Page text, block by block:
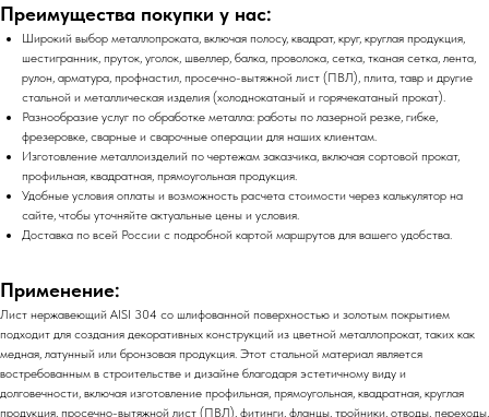
Преимущества покупки у нас:
Широкий выбор металлопроката, включая полосу, квадрат, круг, круглая продукция,
шестигранник, пруток, уголок, швеллер, балка, проволока, сетка, тканая сетка, лента,
рулон, арматура, профнастил, просечно-вытяжной лист (ПВЛ), плита, тавр и другие
стальной и металлическая изделия (холоднокатаный и горячекатаный прокат).
Разнообразие услуг по обработке металла: работы по лазерной резке, гибке,
фрезеровке, сварные и сварочные операции для наших клиентам.
Изготовление металлоизделий по чертежам заказчика, включая сортовой прокат,
профильная, квадратная, прямоугольная продукция.
Удобные условия оплаты и возможность расчета стоимости через калькулятор на
сайте, чтобы уточняйте актуальные цены и условия.
Доставка по всей России с подробной картой маршрутов для вашего удобства.
Применение:
Лист нержавеющий AISI 304 со шлифованной поверхностью и золотым покрытием
подходит для создания декоративных конструкций из цветной металлопрокат, таких как
медная, латунный или бронзовая продукция. Этот стальной материал является
востребованным в строительстве и дизайне благодаря эстетичному виду и
долговечности, включая изготовление профильная, прямоугольная, квадратная, круглая
продукция, просечно-вытяжной лист (ПВЛ), фитинги, фланцы, тройники, отводы, переходы,